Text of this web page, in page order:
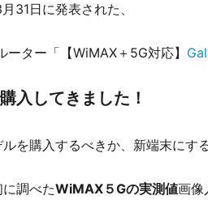
31日に発表された、
ーター「【WiMAX＋5G対応】
入してきました！
を購入するべきか、新端末にす
調べたWiMAX５Gの実測値画像